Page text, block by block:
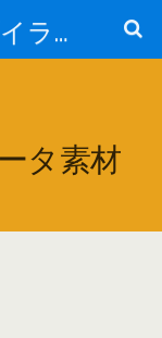
【無料配布】イラレ/イラストレーター/ベクトル パスデータ保管庫【ai・eps 商用可能ベクター素材】
タ素材